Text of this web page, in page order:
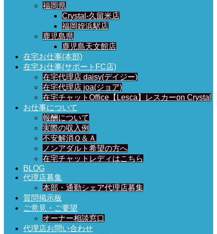
福岡県
Crystal-久留米店
福岡姪浜駅店
鹿児島県
鹿児島天文館店
在宅お仕事(本部)
在宅お仕事(サポートFC店)
在宅代理店 daisy(デイジー)
在宅代理店 joa(ジョア)
在宅チャットOffice【Lesca】レスカーon Crystal
お仕事について
報酬について
実際の収入例
不安解消Ｑ＆Ａ
ノンアダルト希望の方へ
在宅チャットレディはこちら
BLOG
代理店募集
本部・通勤シェア代理店募集
質問掲示板
ご意見・ご要望
オーナー相談窓口
代理店お問い合わせ